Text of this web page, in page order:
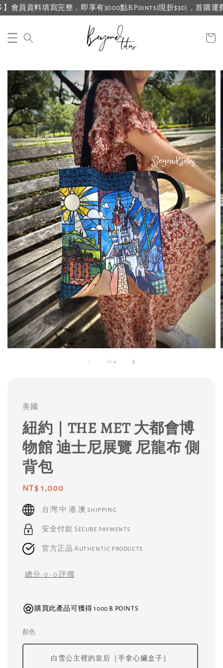
會員資料填寫完整，即享有3000點B.Points(現折$30)，首購運費
1 / 4
美國
紐約｜THE MET 大都會博
物館 迪士尼展覽 尼龍布 側
背包
Regular
price
NT$ 1,000
台灣.中.港.澳 shipping
安全付款 Secure payments
官方正品 Authentic products
總分: 0 -0 評價
購買此產品可獲得 1000 B.POINTS
顏色
白雪公主裡的皇后［手拿心臟盒子］